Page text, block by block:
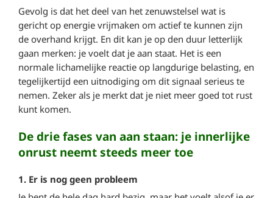
Gevolg is dat het deel van het zenuwstelsel wat is
gericht op energie vrijmaken om actief te kunnen zijn
de overhand krijgt. En dit kan je op den duur letterlijk
gaan merken: je voelt dat je aan staat. Het is een
normale lichamelijke reactie op langdurige belasting, en
tegelijkertijd een uitnodiging om dit signaal serieus te
nemen. Zeker als je merkt dat je niet meer goed tot rust
kunt komen.
De drie fases van aan staan: je innerlijke
onrust neemt steeds meer toe
1. Er is nog geen probleem